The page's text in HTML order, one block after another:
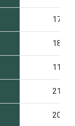
17
18
11
21
20